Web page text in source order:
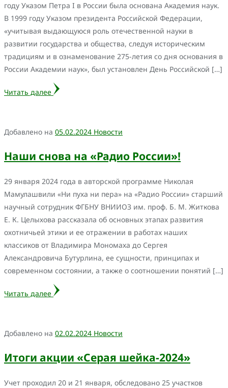
году Указом Петра I в России была основана Академия наук.
В 1999 году Указом президента Российской Федерации,
«учитывая выдающуюся роль отечественной науки в
развитии государства и общества, следуя историческим
традициям и в ознаменование 275-летия со дня основания в
России Академии наук», был установлен День Российской […]
Читать далее
Добавлено на 05.02.2024 Новости
Наши снова на «Радио России»!
29 января 2024 года в авторской программе Николая
Мамулашвили «Ни пуха ни пера» на «Радио России» старший
научный сотрудник ФГБНУ ВНИИОЗ им. проф. Б. М. Житкова
Е. К. Целыхова рассказала об основных этапах развития
охотничьей этики и ее отражении в работах наших
классиков от Владимира Мономаха до Сергея
Александровича Бутурлина, ее сущности, принципах и
современном состоянии, а также о соотношении понятий […]
Читать далее
Добавлено на 02.02.2024 Новости
Итоги акции «Серая шейка-2024»
Учет проходил 20 и 21 января, обследовано 25 участков